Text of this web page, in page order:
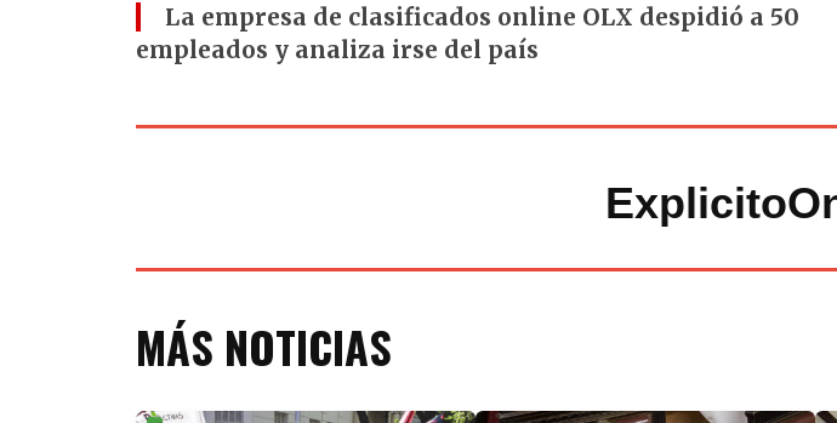
La empresa de clasificados online OLX despidió a 50
empleados y analiza irse del país
MÁS NOTICIAS